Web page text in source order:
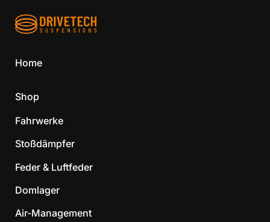
Home
Shop
Fahrwerke
Stoßdämpfer
Feder & Luftfeder
Domlager
Air-Management